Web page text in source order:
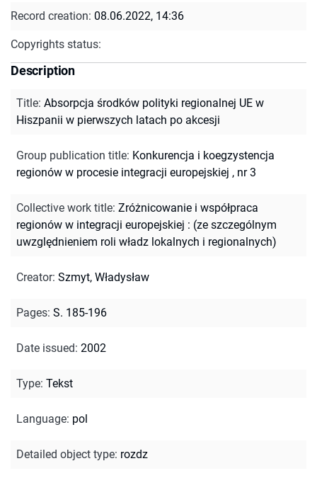
Record creation: 08.06.2022, 14:36
Copyrights status:
Description
Title: Absorpcja środków polityki regionalnej UE w
Hiszpanii w pierwszych latach po akcesji
Group publication title: Konkurencja i koegzystencja
regionów w procesie integracji europejskiej , nr 3
Collective work title: Zróżnicowanie i współpraca
regionów w integracji europejskiej : (ze szczególnym
uwzględnieniem roli władz lokalnych i regionalnych)
Creator: Szmyt, Władysław
Pages: S. 185-196
Date issued: 2002
Type: Tekst
Language: pol
Detailed object type: rozdz